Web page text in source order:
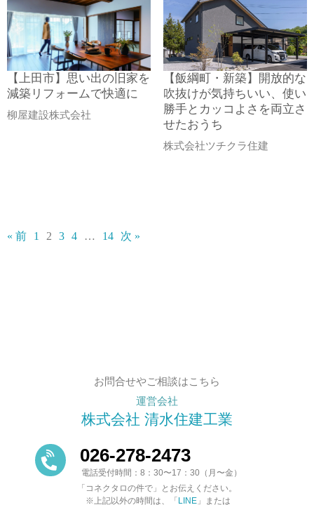
【上田市】思い出の旧家を
減築リフォームで快適に
柳屋建設株式会社
【飯綱町・新築】開放的な
吹抜けが気持ちいい、使い
勝手とカッコよさを両立さ
せたおうち
株式会社ツチクラ住建
« 前 1 2 3 4 … 14 次 »
お問合せやご相談はこちら
運営会社
株式会社 清水住建工業
026-278-2473
電話受付時間：8：30〜17：30（月〜金）
「コネクタロの件で」とお伝えください。
※上記以外の時間は、「 LINE 」または